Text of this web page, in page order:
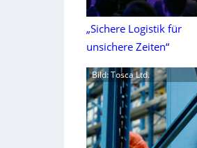
„Sichere Logistik für
unsichere Zeiten“
Bild: Tosca Ltd.